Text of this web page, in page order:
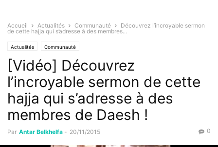
Accueil Actualités Communauté
Découvrez l’incroyable sermon
de cette hajja qui s’adresse à des membres...
Actualités Communauté
[Vidéo] Découvrez
l’incroyable sermon de cette
hajja qui s’adresse à des
membres de Daesh !
Par Antar Belkhelfa - 20/11/2015 0